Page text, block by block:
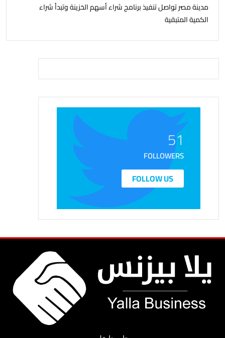
مدينة مصر تواصل تنفيذ برنامج شراء أسهم الخزينة وتبدأ شراء
الكمية المتبقية
51
FOLLOWERS
FOLLOW US